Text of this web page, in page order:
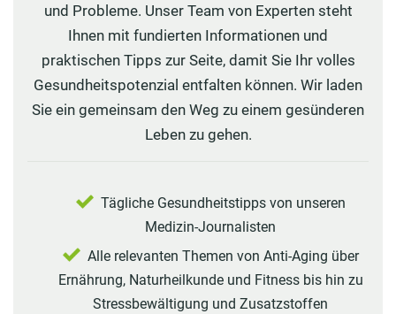
und Probleme. Unser Team von Experten steht
Ihnen mit fundierten Informationen und
praktischen Tipps zur Seite, damit Sie Ihr volles
Gesundheitspotenzial entfalten können. Wir laden
Sie ein gemeinsam den Weg zu einem gesünderen
Leben zu gehen.
Tägliche Gesundheitstipps von unseren
Medizin-Journalisten
Alle relevanten Themen von Anti-Aging über
Ernährung, Naturheilkunde und Fitness bis hin zu
Stressbewältigung und Zusatzstoffen